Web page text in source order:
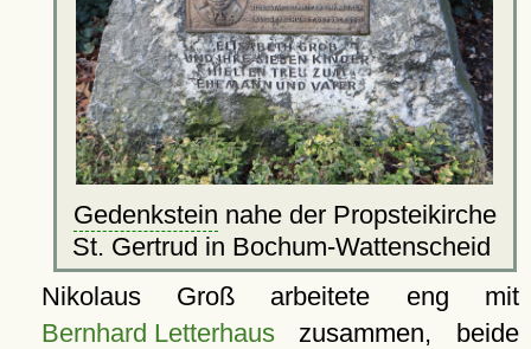
Gedenkstein nahe der Propsteikirche
St. Gertrud in Bochum-Wattenscheid
Nikolaus Groß arbeitete eng mit
Bernhard Letterhauszusammen, beide